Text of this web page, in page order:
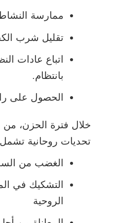
ممارسة
تقليل شرب
اتباع عادات
بانتظام.
الحصول على
خلال فترة الحزن، من
تحديات روحانية
الغضب من
التشكيك في
الروحية